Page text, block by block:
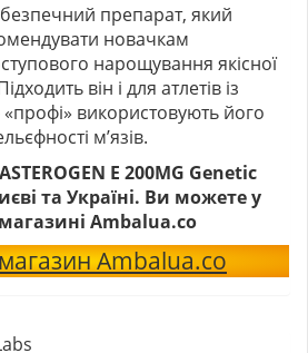
препарат, який
новачкам
нарощування якісної
він і для атлетів із
використовують його
м’язів.
E 200MG Genetic
та Україні. Ви можете у
Ambalua.co
Ambalua.co